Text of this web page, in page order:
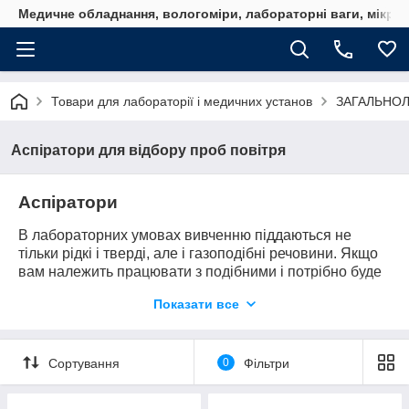
Медичне обладнання, вологоміри, лабораторні ваги,
Товари для лабораторії і медичних установ
Аспіратори для відбору проб повітря
Аспіратори
В лабораторних умовах вивченню піддаються не
тільки рідкі і тверді, але і газоподібні речовини. Якщо
вам належить працювати з подібними і потрібно буде
переглянути товари компанії «Хімтест Україна+» і
Принцип дії та сфера використання
Показати все
Сортування 0 Фільтри